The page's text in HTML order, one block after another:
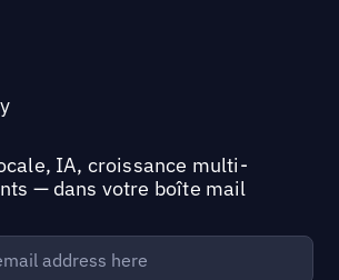
IA, croissance multi-
— dans votre boîte mail